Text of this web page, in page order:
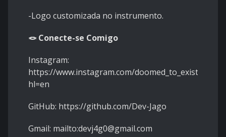
-Logo customizada no instrumento.
🪢 Conecte-se Comigo
Instagram:
https://www.instagram.com/doomed_to_exist_/?
hl=en
GitHub: https://github.com/Dev-Jago
Gmail: mailto:devj4g0@gmail.com